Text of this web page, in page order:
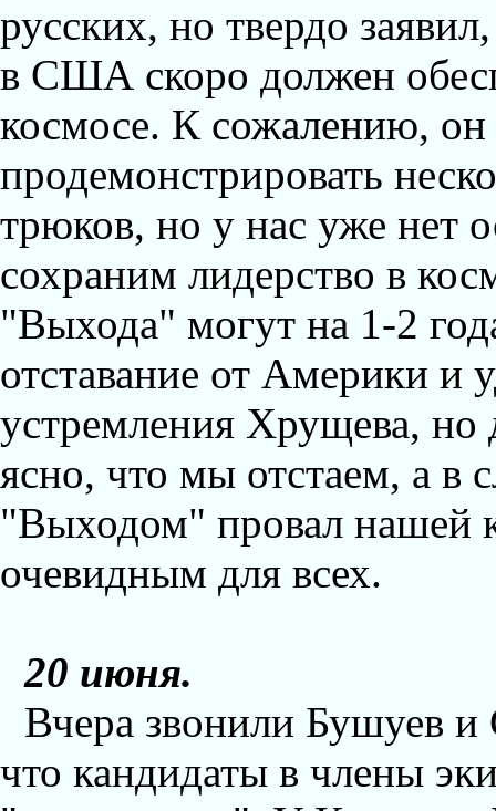
русских, но твердо
в США скоро должен
космосе. К сожалению,
продемонстрировать
трюков, но у нас уже нет
сохраним лидерство в
"Выхода" могут на 1-2
отставание от Америки и
устремления Хрущева, но
ясно, что мы отстаем, а в
"Выходом" провал нашей
очевидным для всех.
20 июня.
Вчера звонили Бушуев и
что кандидаты в члены